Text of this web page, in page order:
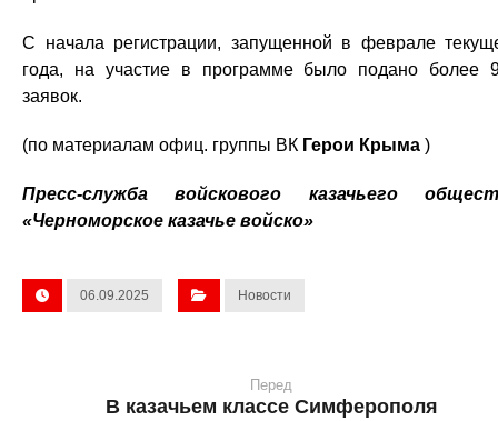
С начала регистрации, запущенной в феврале
года, на участие в программе было подано более
заявок.
(по материалам офиц. группы ВК Герои Крыма )
Пресс-служба войскового казачьего
«Черноморское казачье войско»
06.09.2025 Новости
Перед
В казачьем классе Симферополя